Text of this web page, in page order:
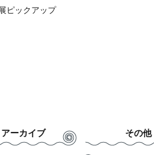
ピックアップ
アーカイブ その他